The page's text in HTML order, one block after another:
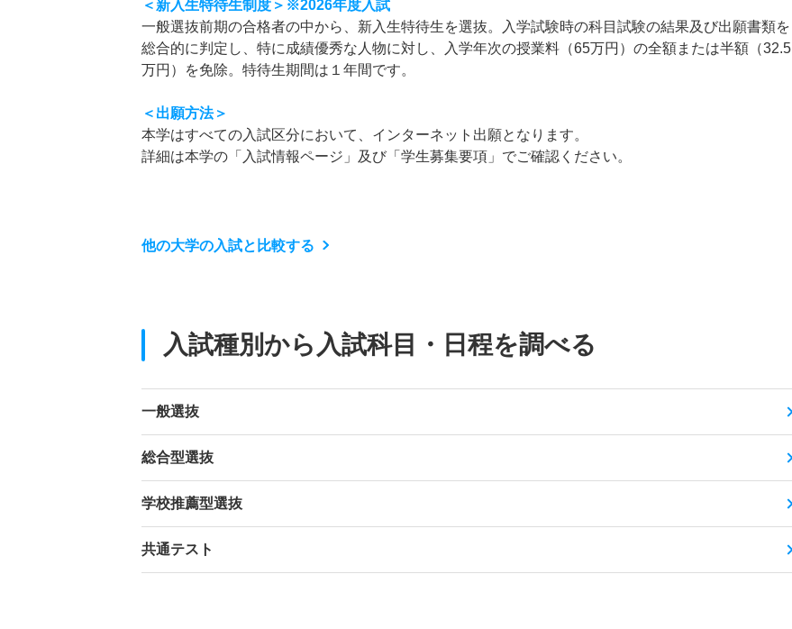
＜新入生特待生制度＞※2026年度入試
一般選抜前期の合格者の中から、新入生特待生を選抜。入学試験時の科目試験の結果及び出願書類を
総合的に判定し、特に成績優秀な人物に対し、入学年次の授業料（65万円）の全額または半額（32.5
万円）を免除。特待生期間は１年間です。
＜出願方法＞
本学はすべての入試区分において、インターネット出願となります。
詳細は本学の「入試情報ページ」及び「学生募集要項」でご確認ください。
他の大学の入試と比較する
入試種別から入試科目・日程を調べる
一般選抜
総合型選抜
学校推薦型選抜
共通テスト